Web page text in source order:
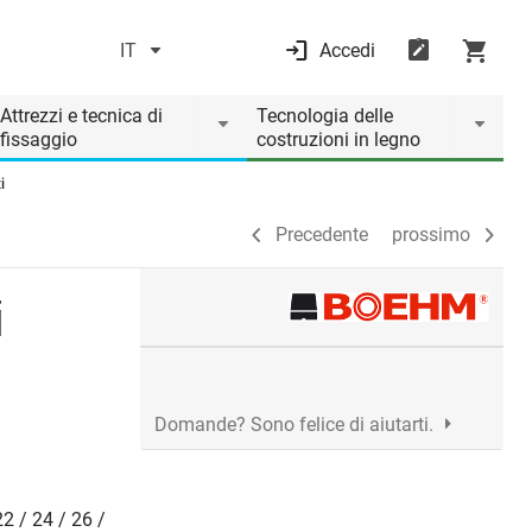
IT Accedi
Attrezzi e tecnica di
fissaggio
Tecnologia delle
costruzioni in legno
Precedente prossimo
Precedente prossimo
/ 24 / 26 /
Domande? Sono felice di aiutarti.